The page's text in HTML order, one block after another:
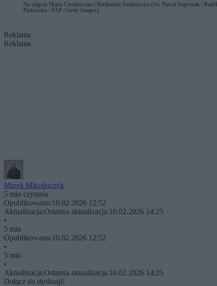
Na zdjęciu Marta Cienkowska i Bartłomiej Sienkiewicz (fot. Paweł Supernak /
Pietruszka / PAP / Getty Images)
Reklama
Reklama
Marek Mikołajczyk
5 min czytania
Opublikowano:10.02.2026 12:52
Aktualizacja:Ostatnia aktualizacja:10.02.2026 14:25
•
5 min
Opublikowano:10.02.2026 12:52
•
5 min
•
Aktualizacja:Ostatnia aktualizacja:10.02.2026 14:25
Dołącz do dyskusji!